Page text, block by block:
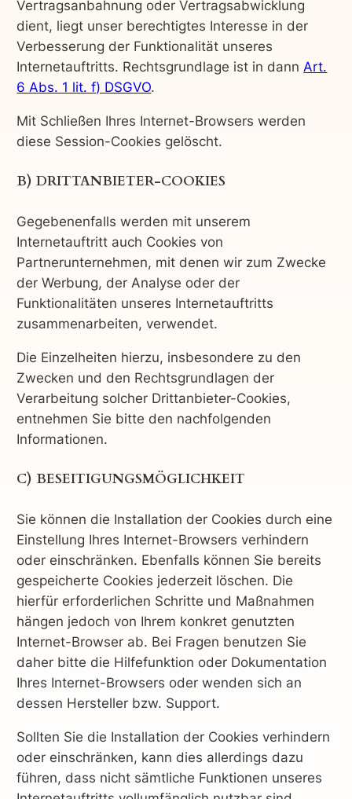
Vertragsanbahnung oder Vertragsabwicklung
dient, liegt unser berechtigtes Interesse in der
Verbesserung der Funktionalität unseres
Internetauftritts. Rechtsgrundlage ist in dannArt.
6 Abs. 1 lit. f) DSGVO.
Mit Schließen Ihres Internet-Browsers werden
diese Session-Cookies gelöscht.
B) DRITTANBIETER-COOKIES
Gegebenenfalls werden mit unserem
Internetauftritt auch Cookies von
Partnerunternehmen, mit denen wir zum Zwecke
der Werbung, der Analyse oder der
Funktionalitäten unseres Internetauftritts
zusammenarbeiten, verwendet.
Die Einzelheiten hierzu, insbesondere zu den
Zwecken und den Rechtsgrundlagen der
Verarbeitung solcher Drittanbieter-Cookies,
entnehmen Sie bitte den nachfolgenden
Informationen.
C) BESEITIGUNGSMÖGLICHKEIT
Sie können die Installation der Cookies durch eine
Einstellung Ihres Internet-Browsers verhindern
oder einschränken. Ebenfalls können Sie bereits
gespeicherte Cookies jederzeit löschen. Die
hierfür erforderlichen Schritte und Maßnahmen
hängen jedoch von Ihrem konkret genutzten
Internet-Browser ab. Bei Fragen benutzen Sie
daher bitte die Hilfefunktion oder Dokumentation
Ihres Internet-Browsers oder wenden sich an
dessen Hersteller bzw. Support.
Sollten Sie die Installation der Cookies verhindern
oder einschränken, kann dies allerdings dazu
führen, dass nicht sämtliche Funktionen unseres